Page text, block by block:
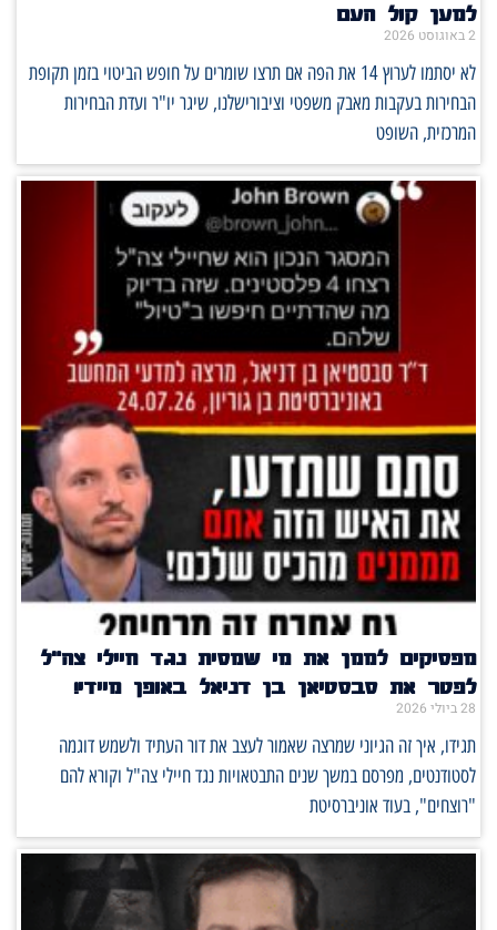
למען קול העם
2 באוגוסט 2026
לא יסתמו לערוץ 14 את הפה אם תרצו שומרים על חופש הביטוי בזמן תקופת
הבחירות בעקבות מאבק משפטי וציבורישלנו, שיגר יו"ר ועדת הבחירות
המרכזית, השופט
מפסיקים לממן את מי שמסית נגד חיילי צה"ל
לפטר את סבסטיאן בן דניאל באופן מיידי!
28 ביולי 2026
תגידו, איך זה הגיוני שמרצה שאמור לעצב את דור העתיד ולשמש דוגמה
לסטודנטים, מפרסם במשך שנים התבטאויות נגד חיילי צה"ל וקורא להם
"רוצחים", בעוד אוניברסיטת